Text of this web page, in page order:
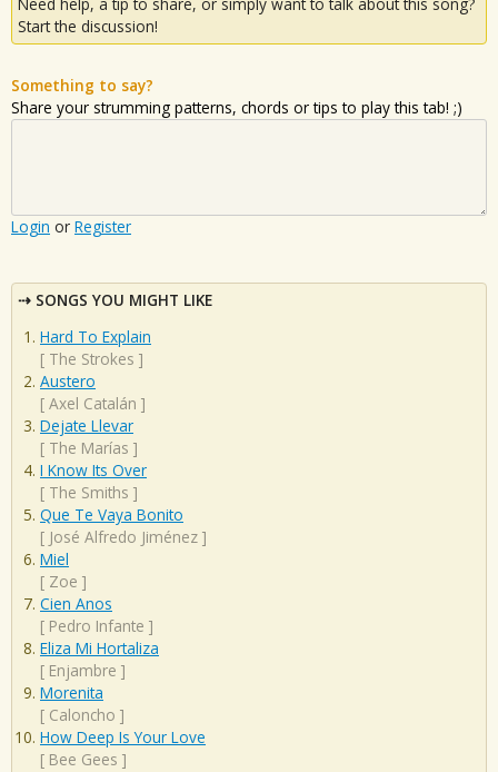
Start the discussion!
Something to say?
Share your strumming patterns, chords or tips to play this tab! ;)
Login or Register
SONGS YOU MIGHT LIKE
Hard To Explain
[ The Strokes ]
Austero
[ Axel Catalán ]
Dejate Llevar
[ The Marías ]
I Know Its Over
[ The Smiths ]
Que Te Vaya Bonito
[ José Alfredo Jiménez ]
Miel
[ Zoe ]
Cien Anos
[ Pedro Infante ]
Eliza Mi Hortaliza
[ Enjambre ]
Morenita
[ Caloncho ]
How Deep Is Your Love
[ Bee Gees ]